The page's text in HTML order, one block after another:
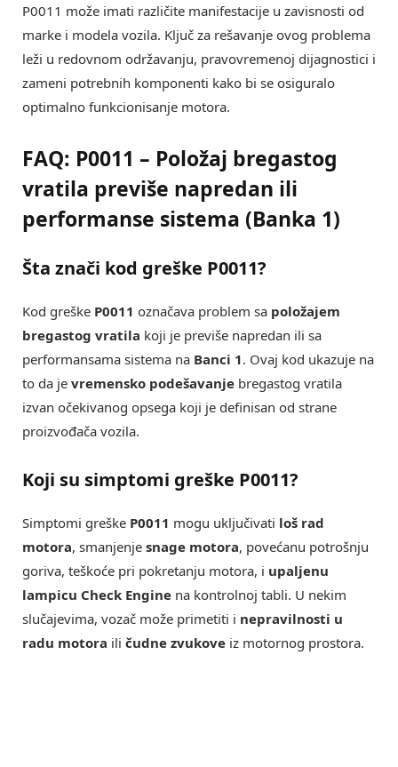
P0011 može imati različite manifestacije u zavisnosti od
marke i modela vozila. Ključ za rešavanje ovog problema
leži u redovnom održavanju, pravovremenoj dijagnostici i
zameni potrebnih komponenti kako bi se osiguralo
optimalno funkcionisanje motora.
FAQ: P0011 – Položaj bregastog
vratila previše napredan ili
performanse sistema (Banka 1)
Šta znači kod greške P0011?
Kod greške P0011 označava problem sa položajem
bregastog vratila koji je previše napredan ili sa
performansama sistema na Banci 1. Ovaj kod ukazuje na
to da je vremensko podešavanje bregastog vratila
izvan očekivanog opsega koji je definisan od strane
proizvođača vozila.
Koji su simptomi greške P0011?
Simptomi greške P0011 mogu uključivati loš rad
motora, smanjenje snage motora, povećanu potrošnju
goriva, teškoće pri pokretanju motora, i upaljenu
lampicu Check Engine na kontrolnoj tabli. U nekim
slučajevima, vozač može primetiti i nepravilnosti u
radu motora ili čudne zvukove iz motornog prostora.